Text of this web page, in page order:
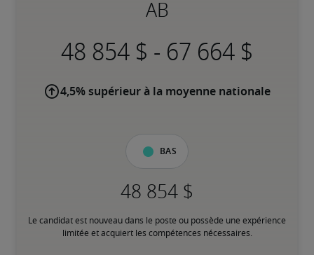
AB
-
4,5% supérieur à la moyenne nationale
Bas
Le candidat est nouveau dans le poste ou possède une expérience
limitée et acquiert les compétences nécessaires.